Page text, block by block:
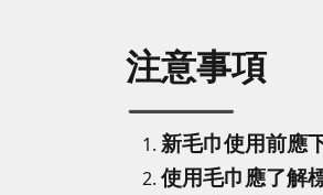
注意事項
新毛巾使用前應
使用毛巾應了解